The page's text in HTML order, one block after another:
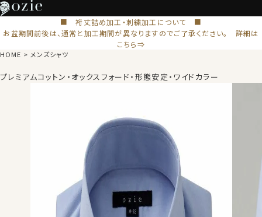
■ 裄丈詰め加工・刺繍加工について ■
お盆期間前後は、通常と加工期間が異なりますのでご了承ください。 詳細は
こちら⇒
HOME メンズシャツ
プレミアムコットン・オックスフォード・形態安定・ワイドカラー